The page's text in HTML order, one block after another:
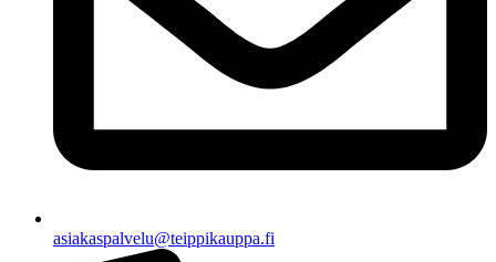
asiakaspalvelu@teippikauppa.fi